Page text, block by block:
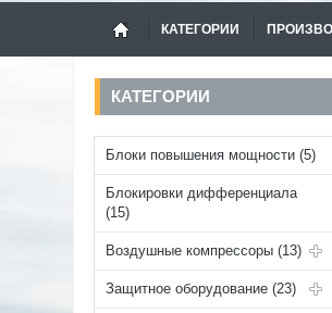
КАТЕГОРИИ
КАТЕГОРИИ
Блоки повышения мощности (5)
Блокировки дифференциала
(15)
Воздушные компрессоры (13)
Защитное оборудование (23)